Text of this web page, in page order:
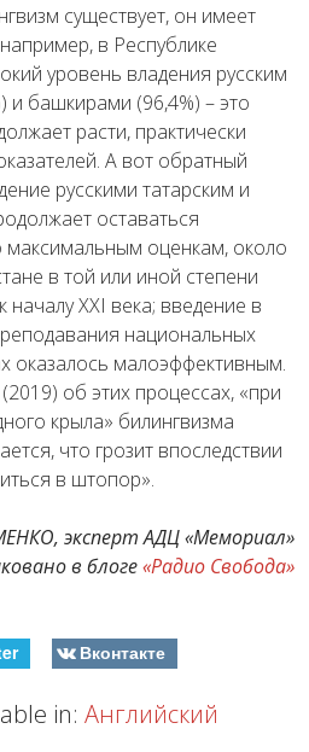
существует, он имеет
в Республике
уровень владения русским
и башкирами (96,4%) – это
расти, практически
А вот обратный
русскими татарским и
оставаться
максимальным оценкам, около
в той или иной степени
началу XXI века; введение в
национальных
оказалось малоэффективным.
об этих процессах, «при
крыла» билингвизма
что грозит впоследствии
в штопор».
эксперт АДЦ «Мемориал»
в блоге«Радио Свобода»
Вконтакте
in: Английский